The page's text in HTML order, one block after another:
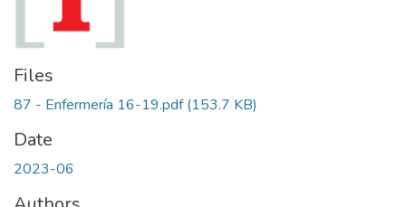
Files
87 - Enfermería 16-19.pdf(153.7 KB)
Date
2023-06